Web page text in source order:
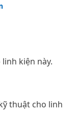
kiện này.
thuật cho linh